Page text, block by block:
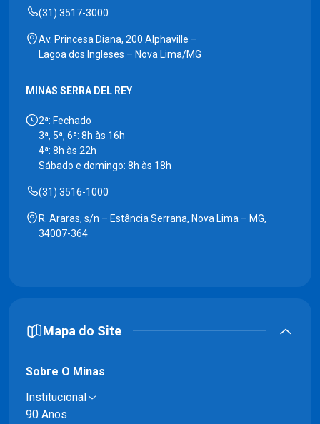
(31) 3517-3000
Av. Princesa Diana, 200 Alphaville –
Lagoa dos Ingleses – Nova Lima/MG
MINAS SERRA DEL REY
2ª: Fechado
3ª, 5ª, 6ª: 8h às 16h
4ª: 8h às 22h
Sábado e domingo: 8h às 18h
(31) 3516-1000
R. Araras, s/n – Estância Serrana, Nova Lima – MG,
34007-364
Mapa do Site
Sobre O Minas
Institucional
90 Anos